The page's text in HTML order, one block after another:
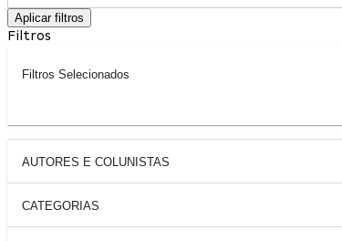
Aplicar filtros
Filtros
Filtros Selecionados
AUTORES E COLUNISTAS
CATEGORIAS